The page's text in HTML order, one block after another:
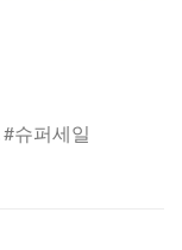
슈퍼세일